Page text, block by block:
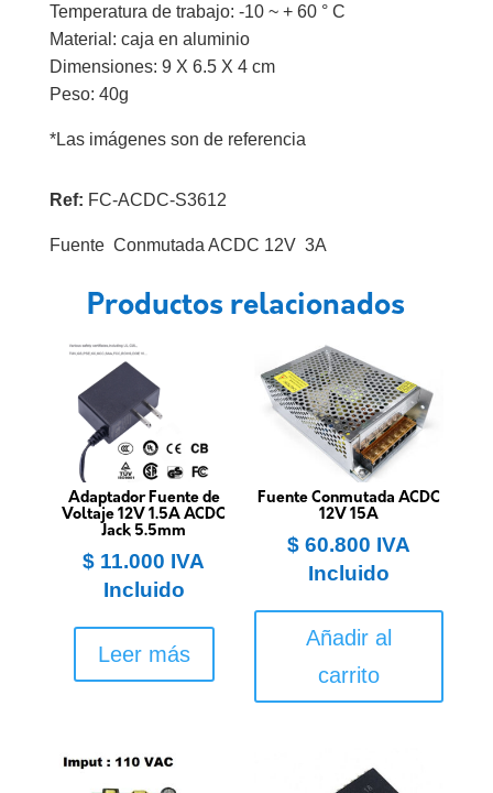
Temperatura de trabajo: -10 ~ + 60 ° C
Material: caja en aluminio
Dimensiones: 9 X 6.5 X 4 cm
Peso: 40g
*Las imágenes son de referencia
Ref: FC-ACDC-S3612
Fuente Conmutada ACDC 12V 3A
Productos relacionados
Adaptador Fuente de
Voltaje 12V 1.5A ACDC
Jack 5.5mm
$ 11.000 IVA
Incluido
Leer más
Fuente Conmutada ACDC
12V 15A
$ 60.800 IVA
Incluido
Añadir al
carrito